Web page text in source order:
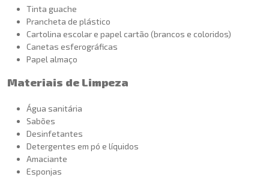
Tinta guache
Prancheta de plástico
Cartolina escolar e papel cartão (brancos e coloridos)
Canetas esferográficas
Papel almaço
Materiais de Limpeza
Água sanitária
Sabões
Desinfetantes
Detergentes em pó e líquidos
Amaciante
Esponjas